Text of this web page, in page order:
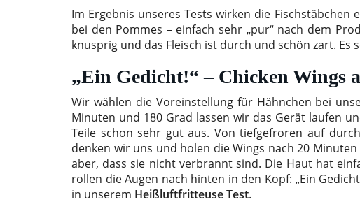
Im Ergebnis unseres Tests wirken die
bei den Pommes – einfach sehr „pur“ nach dem
knusprig und das Fleisch ist durch und schön zart. Es
„Ein Gedicht!“ – Chicken Wings
Wir wählen die Voreinstellung für Hähnchen bei
Minuten und 180 Grad lassen wir das Gerät laufen
Teile schon sehr gut aus. Von tiefgefroren auf
denken wir uns und holen die Wings nach 20
aber, dass sie nicht verbrannt sind. Die Haut hat
rollen die Augen nach hinten in den Kopf: „Ein
in unserem Heißluftfritteuse Test.